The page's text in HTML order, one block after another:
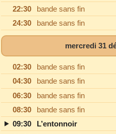
22:30
bande sans fin
24:30
bande sans fin
mercredi 31
02:30
bande sans fin
04:30
bande sans fin
06:30
bande sans fin
08:30
bande sans fin
09:30
L’entonnoir